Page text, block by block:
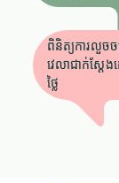
ពិនិត្យការលួច
វេលាជាក់ស្ត
ថ្លៃ